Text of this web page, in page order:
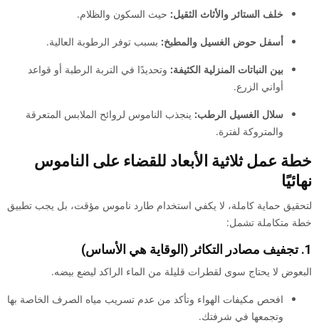
خلف الستائر والأثاث الثقيل: حيث السكون والظلام.
أسفل حوض الغسيل والمطبخ: بسبب توفر الرطوبة العالية.
بين النباتات المنزلية الكثيفة: وتحديدًا في التربة الرطبة أو قواعد
أواني الزرع.
سلال الغسيل الرطب: ينجذب الناموس لروائح الملابس المتعرقة
والمتروكة لفترة.
خطة عمل ثلاثية الأبعاد للقضاء على الناموس
نهائيًا
لتحقيق حماية كاملة، لا يكفي استخدام طارد ناموس مؤقت، بل يجب تطبيق
خطة متكاملة تشمل:
1. تجفيف مصادر التكاثر (الوقاية هي الأساس)
البعوض لا يحتاج سوى لقطرات قليلة من الماء الراكد ليضع بيضه.
افحص مكيفات الهواء وتأكد من عدم تسريب مياه الصرف الخاصة بها
وتجمعها في شرفتك.